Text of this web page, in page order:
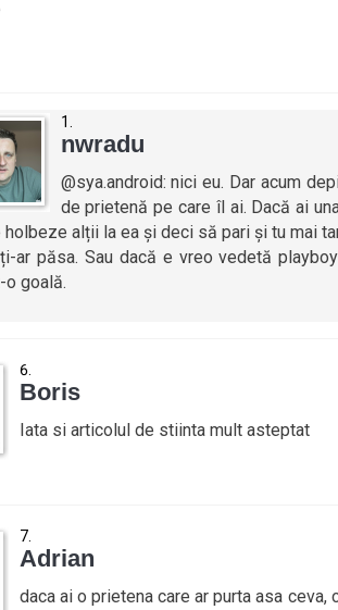
nwradu
@sya.android: nici eu. Dar acum
de prietenă pe care îl ai. Dacă ai
holbeze alții la ea și deci să pari și tu mai
ar păsa. Sau dacă e vreo vedetă
o goală.
Boris
Iata si articolul de stiinta mult asteptat
Adrian
daca ai o prietena care ar purta asa